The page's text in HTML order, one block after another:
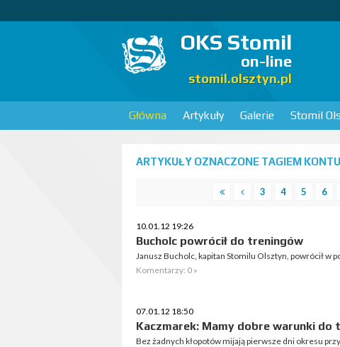
OKS Stomil
on-line
stomil.olsztyn.pl
Główna Artykuły Galerie Stomil
ARTYKUŁY OZNACZONE TAGIEM
3 4 5 6
10.01.12 19:26
Bucholc powrócił do treningów
Janusz Bucholc, kapitan Stomilu Olsztyn, powrócił w
Komentarzy: 0 »
07.01.12 18:50
Kaczmarek: Mamy dobre warunki do
Bez żadnych kłopotów mijają pierwsze dni okresu